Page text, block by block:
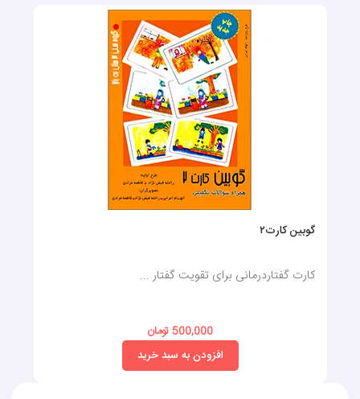
گوبین کارت۲
کارت گفتاردرمانی برای تقویت گفتار ...
500,000 تومان
افزودن به سبد خرید